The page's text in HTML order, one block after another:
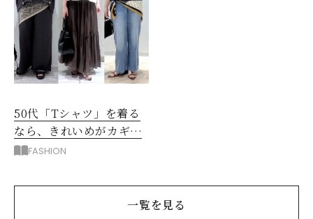
50代「Tシャツ」を着る
なら、きれいめがカギ！
部屋着に見えないコツ
FASHION
一覧を見る